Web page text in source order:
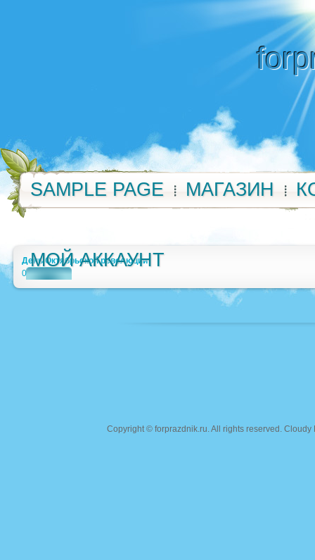
SAMPLE PAGE МАГАЗИН
МОЙ АККАУНТ
День Октябрьской революции
0
Copyright © forprazdnik.ru. All rights reserved.